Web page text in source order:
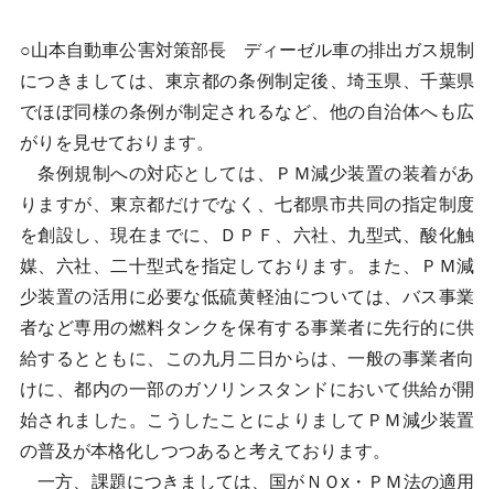
○山本自動車公害対策部長 ディーゼル車の排出ガス規制
につきましては、東京都の条例制定後、埼玉県、千葉県
でほぼ同様の条例が制定されるなど、他の自治体へも広
がりを見せております。
条例規制への対応としては、ＰＭ減少装置の装着があ
りますが、東京都だけでなく、七都県市共同の指定制度
を創設し、現在までに、ＤＰＦ、六社、九型式、酸化触
媒、六社、二十型式を指定しております。また、ＰＭ減
少装置の活用に必要な低硫黄軽油については、バス事業
者など専用の燃料タンクを保有する事業者に先行的に供
給するとともに、この九月二日からは、一般の事業者向
けに、都内の一部のガソリンスタンドにおいて供給が開
始されました。こうしたことによりましてＰＭ減少装置
の普及が本格化しつつあると考えております。
一方、課題につきましては、国がＮＯx・ＰＭ法の適用